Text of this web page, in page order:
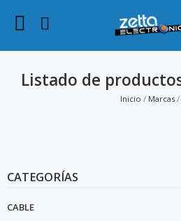
Listado de
Inicio Marcas
CATEGORÍAS
CABLE